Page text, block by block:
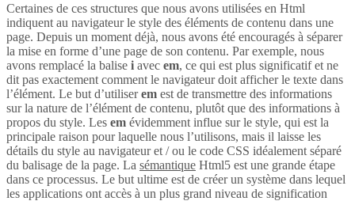
Certaines de ces structures que nous avons utilisées en Html
indiquent au navigateur le style des éléments de contenu dans une
page. Depuis un moment déjà, nous avons été encouragés à séparer
la mise en forme d’une page de son contenu. Par exemple, nous
avons remplacé la balise i avec em, ce qui est plus significatif et ne
dit pas exactement comment le navigateur doit afficher le texte dans
l’élément. Le but d’utiliserem est de transmettre des informations
sur la nature de l’élément de contenu, plutôt que des informations à
propos du style. Les em évidemment influe sur le style, qui est la
principale raison pour laquelle nous l’utilisons, mais il laisse les
détails du style au navigateur et / ou le code CSS idéalement séparé
du balisage de la page. La sémantique Html5 est une grande étape
dans ce processus. Le but ultime est de créer un système dans lequel
les applications ont accès à un plus grand niveau de signification